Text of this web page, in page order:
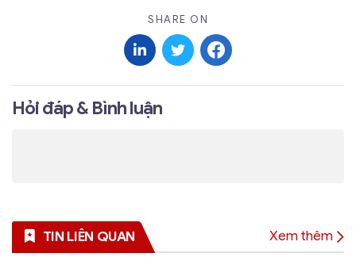
SHARE ON
Hỏi đáp & Bình luận
TIN LIÊN QUAN Xem thêm